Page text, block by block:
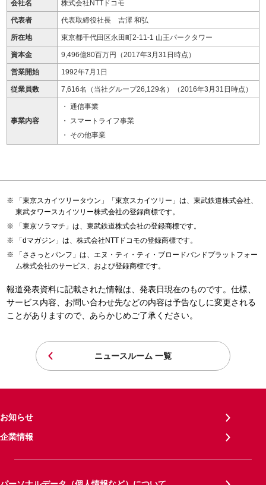
会社名 株式会社NTTドコモ
代表者 代表取締役社長 吉澤 和弘
所在地 東京都千代田区永田町2-11-1 山王パークタワー
資本金 9,496億80百万円（2017年3月31日時点）
営業開始 1992年7月1日
従業員数 7,616名（当社グループ26,129名）（2016年3月31日時点）
事業内容
通信事業
スマートライフ事業
その他事業
「東京スカイツリータウン」「東京スカイツリー」は、東武鉄道株式会社、
東武タワースカイツリー株式会社の登録商標です。
「東京ソラマチ」は、東武鉄道株式会社の登録商標です。
「dマガジン」は、株式会社NTTドコモの登録商標です。
「ささっとパンフ」は、エヌ・ティ・ティ・ブロードバンドプラットフォー
ム株式会社のサービス、および登録商標です。
報道発表資料に記載された情報は、発表日現在のものです。仕様、
サービス内容、お問い合わせ先などの内容は予告なしに変更される
ことがありますので、あらかじめご了承ください。
ニュースルーム 一覧
お知らせ
企業情報